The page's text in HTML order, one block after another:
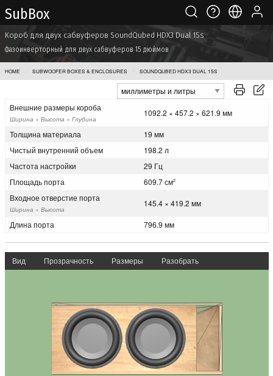
Sub Box
Короб для двух сабвуферов SoundQubed HDX3 Dual 15s
Фазоинверторный для двух сабвуферов 15 дюймов
HOME SUBWOOFER BOXES & ENCLOSURES SOUNDQUBED HDX3 DUAL 15S
Внешние размеры короба
Ширина × Высота × Глубина
1092.2 × 457.2 × 621.9 мм
Толщина материала
19 мм
Чистый внутренний объем
198.2 л
Частота настройки
29 Гц
Площадь порта
609.7 см2
Входное отверстие порта
Ширина × Высота
145.4 × 419.2 мм
Длина порта 796.9 мм
Вид Прозрачность Размеры Разобрать